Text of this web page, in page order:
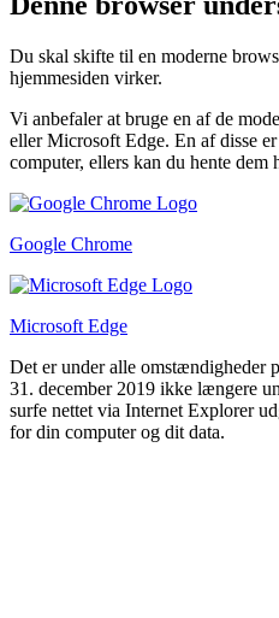
Du skal skifte til en moderne
hjemmesiden virker.
Vi anbefaler at bruge en af de
eller Microsoft Edge. En af disse
computer, ellers kan du hente dem
Google Chrome
Microsoft Edge
Det er under alle omstændigheder
31. december 2019 ikke længere
surfe nettet via Internet Explorer
for din computer og dit data.